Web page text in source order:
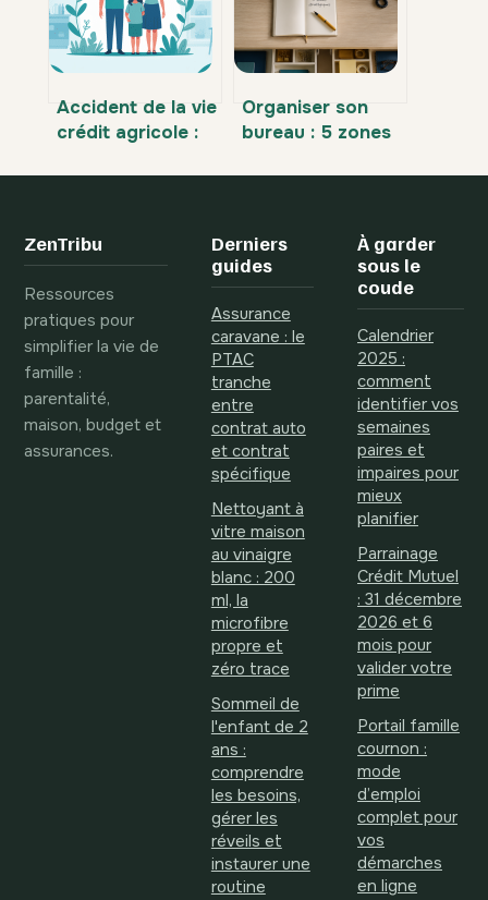
Accident de la vie
crédit agricole :
démarches
Organiser son
bureau : 5 zones
pour gagner 15 %
ZenTribu
Ressources
pratiques pour
simplifier la vie de
famille :
parentalité,
maison, budget et
assurances.
Derniers
guides
Assurance
caravane : le
PTAC
tranche
entre
contrat auto
et contrat
spécifique
Nettoyant à
vitre maison
au vinaigre
blanc : 200
ml, la
microfibre
propre et
zéro trace
Sommeil de
l'enfant de 2
ans :
comprendre
les besoins,
gérer les
réveils et
instaurer une
routine
À garder
sous le
coude
Calendrier
2025 :
comment
identifier vos
semaines
paires et
impaires pour
mieux
planifier
Parrainage
Crédit Mutuel
: 31 décembre
2026 et 6
mois pour
valider votre
prime
Portail famille
cournon :
mode
d’emploi
complet pour
vos
démarches
en ligne